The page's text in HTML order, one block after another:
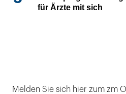
für Ärzte mit sich
Melden Sie sich hier zum zm